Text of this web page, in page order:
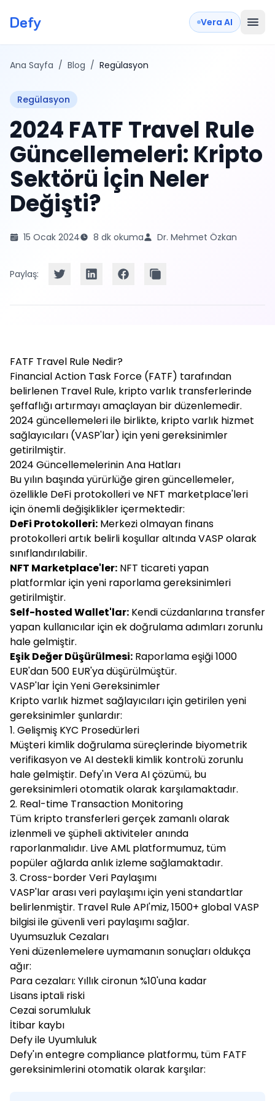
Defy Vera AI
Ana Sayfa / Blog / Regülasyon
Regülasyon
2024 FATF Travel Rule
Güncellemeleri: Kripto
Sektörü İçin Neler
Değişti?
15 Ocak 2024 8 dk okuma Dr. Mehmet Özkan
Paylaş:
FATF Travel Rule Nedir?
Financial Action Task Force (FATF) tarafından
belirlenen Travel Rule, kripto varlık transferlerinde
şeffaflığı artırmayı amaçlayan bir düzenlemedir.
2024 güncellemeleri ile birlikte, kripto varlık hizmet
sağlayıcıları (VASP'lar) için yeni gereksinimler
getirilmiştir.
2024 Güncellemelerinin Ana Hatları
Bu yılın başında yürürlüğe giren güncellemeler,
özellikle DeFi protokolleri ve NFT marketplace'leri
için önemli değişiklikler içermektedir:
DeFi Protokolleri: Merkezi olmayan finans
protokolleri artık belirli koşullar altında VASP olarak
sınıflandırılabilir.
NFT Marketplace'ler: NFT ticareti yapan
platformlar için yeni raporlama gereksinimleri
getirilmiştir.
Self-hosted Wallet'lar: Kendi cüzdanlarına transfer
yapan kullanıcılar için ek doğrulama adımları zorunlu
hale gelmiştir.
Eşik Değer Düşürülmesi: Raporlama eşiği 1000
EUR'dan 500 EUR'ya düşürülmüştür.
VASP'lar İçin Yeni Gereksinimler
Kripto varlık hizmet sağlayıcıları için getirilen yeni
gereksinimler şunlardır:
1. Gelişmiş KYC Prosedürleri
Müşteri kimlik doğrulama süreçlerinde biyometrik
verifikasyon ve AI destekli kimlik kontrolü zorunlu
hale gelmiştir. Defy'ın Vera AI çözümü, bu
gereksinimleri otomatik olarak karşılamaktadır.
2. Real-time Transaction Monitoring
Tüm kripto transferleri gerçek zamanlı olarak
izlenmeli ve şüpheli aktiviteler anında
raporlanmalıdır. Live AML platformumuz, tüm
popüler ağlarda anlık izleme sağlamaktadır.
3. Cross-border Veri Paylaşımı
VASP'lar arası veri paylaşımı için yeni standartlar
belirlenmiştir. Travel Rule API'miz, 1500+ global VASP
bilgisi ile güvenli veri paylaşımı sağlar.
Uyumsuzluk Cezaları
Yeni düzenlemelere uymamanın sonuçları oldukça
ağır:
Para cezaları: Yıllık cironun %10'una kadar
Lisans iptali riski
Cezai sorumluluk
İtibar kaybı
Defy ile Uyumluluk
Defy'ın entegre compliance platformu, tüm FATF
gereksinimlerini otomatik olarak karşılar: